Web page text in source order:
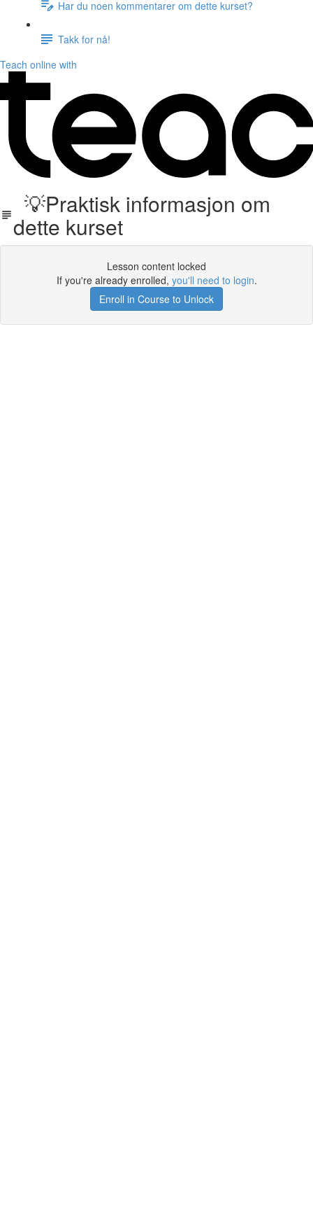
Har du noen kommentarer om dette kurset?
Takk for nå!
Teach online with
💡Praktisk informasjon om
dette kurset
Lesson content locked
If you're already enrolled, you'll need to login.
Enroll in Course to Unlock